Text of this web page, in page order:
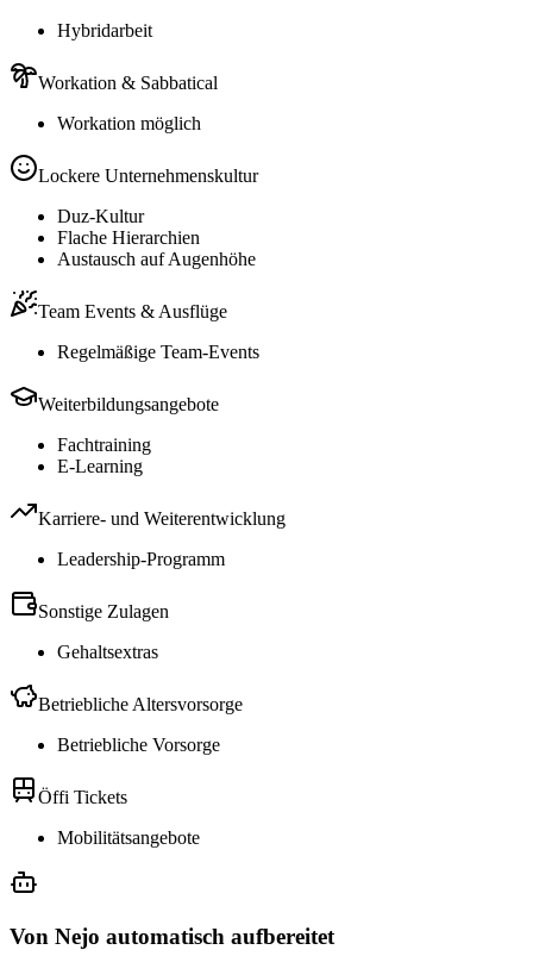
Hybridarbeit
Workation & Sabbatical
Workation möglich
Lockere Unternehmenskultur
Duz-Kultur
Flache Hierarchien
Austausch auf Augenhöhe
Team Events & Ausflüge
Regelmäßige Team-Events
Weiterbildungsangebote
Fachtraining
E-Learning
Karriere- und Weiterentwicklung
Leadership-Programm
Sonstige Zulagen
Gehaltsextras
Betriebliche Altersvorsorge
Betriebliche Vorsorge
Öffi Tickets
Mobilitätsangebote
Von Nejo automatisch aufbereitet